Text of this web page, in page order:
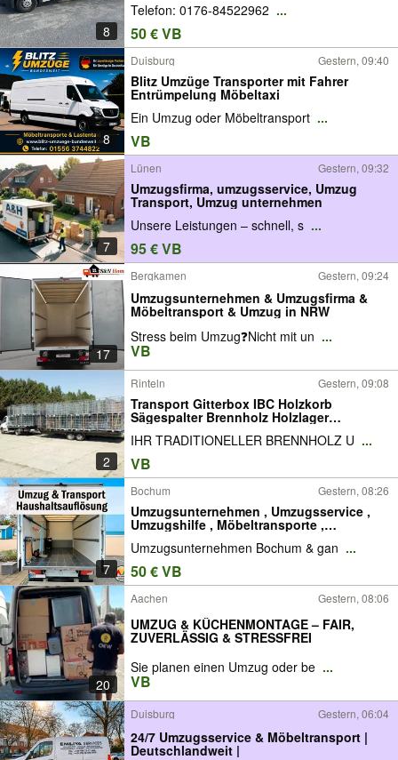
8
Telefon: 0176-84522962 ...
50 € VB
8
Duisburg Gestern, 09:40
Blitz Umzüge Transporter mit Fahrer
Entrümpelung Möbeltaxi
Ein Umzug oder Möbeltransport ...
VB
7
Lünen Gestern, 09:32
Umzugsfirma, umzugsservice, Umzug
Transport, Umzug unternehmen
Unsere Leistungen – schnell, s ...
95 € VB
17
Bergkamen Gestern, 09:24
Umzugsunternehmen & Umzugsfirma &
Möbeltransport & Umzug in NRW
Stress beim Umzug❓Nicht mit un ...
VB
2
Rinteln Gestern, 09:08
Transport Gitterbox IBC Holzkorb
Sägespalter Brennholz Holzlager
Kartoffelkiste Eurokisten
IHR TRADITIONELLER BRENNHOLZ U ...
VB
7
Bochum Gestern, 08:26
Umzugsunternehmen , Umzugsservice ,
Umzugshilfe , Möbeltransporte ,
Transporter , Möbeltransport ,Möbeltaxi ,
Transporte , Haushaltsauflösung ,
Entrümpelung , Entsorgung
Umzugsunternehmen Bochum & gan ...
50 € VB
20
Aachen Gestern, 08:06
UMZUG & KÜCHENMONTAGE – FAIR,
ZUVERLÄSSIG & STRESSFREI
Sie planen einen Umzug oder be ...
VB
Duisburg Gestern, 06:04
24/7 Umzugsservice & Möbeltransport |
Deutschlandweit |